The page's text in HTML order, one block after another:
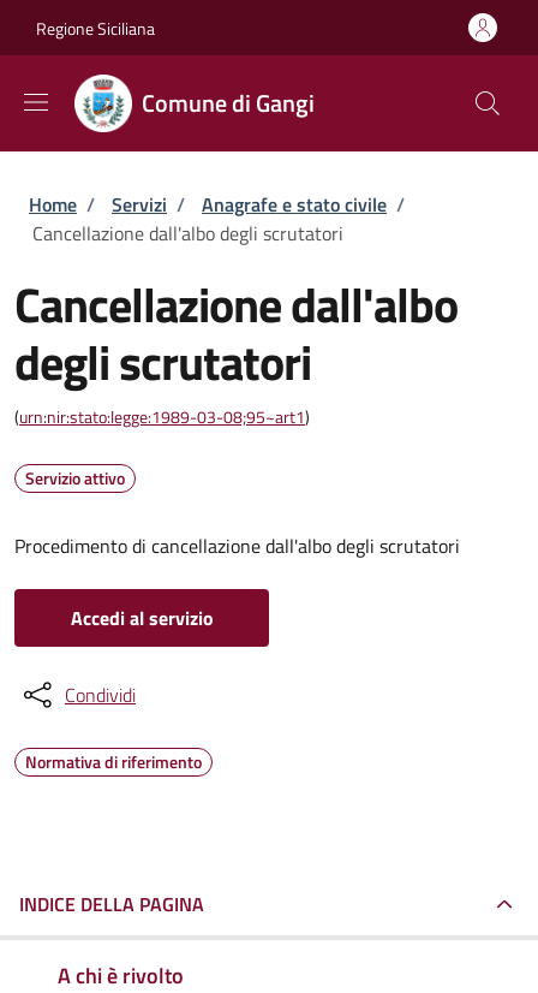
Regione Siciliana
Comune di Gangi
Briciole di pane
Home / Servizi / Anagrafe e stato civile /
Cancellazione dall'albo degli scrutatori
Cancellazione dall'albo
degli scrutatori
(urn:nir:stato:legge:1989-03-08;95~art1)
Servizio attivo
Procedimento di cancellazione dall'albo degli scrutatori
Accedi al servizio
Condividi
Normativa di riferimento
INDICE DELLA PAGINA
A chi è rivolto